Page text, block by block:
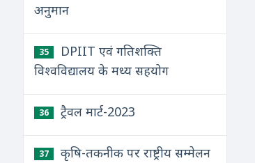
अनुमान
35
DPIIT एवं गतिशक्ति
विश्वविद्यालय के मध्य सहयोग
36 ट्रैवल मार्ट-2023
37 कृषि-तकनीक पर राष्ट्रीय सम्मेलन